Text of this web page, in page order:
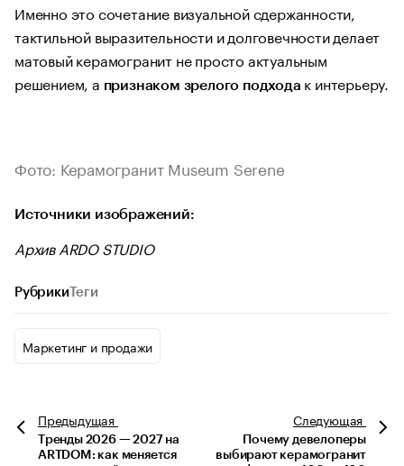
Именно это сочетание визуальной сдержанности,
тактильной выразительности и долговечности делает
матовый керамогранит не просто актуальным
решением, а признаком зрелого подхода к интерьеру.
Фото: Керамогранит Museum Serene
Источники изображений:
Архив ARDO STUDIO
Рубрики Теги
Маркетинг и продажи
Предыдущая
Тренды 2026 — 2027 на
ARTDOM: как меняется
Следующая
Почему девелоперы
выбирают керамогранит